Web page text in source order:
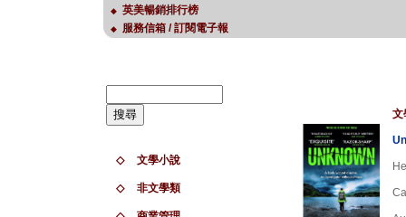
◆ 英美暢銷排行榜
◆ 服務信箱 / 訂閱電子報
◇ 文學小說
◇ 非文學類
文